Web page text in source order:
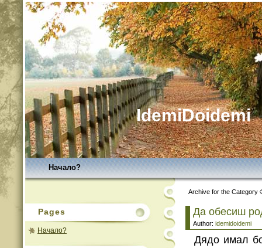
IdemiDoidemi
Начало?
Pages
Начало?
Archive for the Category
Да обесиш
Author: idemidoidemi
Дядо имал